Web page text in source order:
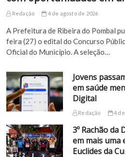
Redação 4 de agosto de 2026
A Prefeitura de Ribeira do Pombal
feira (27) o edital do Concurso
Oficial do Município. A seleção…
Jovens
em saúde
Digital
Redação 4 de
3º Rachão da
em mais uma
Euclides da